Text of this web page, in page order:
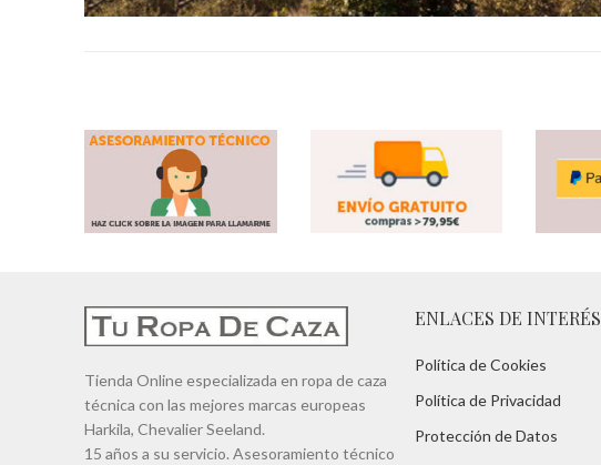
Tienda Online especializada en ropa de caza
técnica con las mejores marcas europeas
Harkila, Chevalier Seeland.
15 años a su servicio. Asesoramiento técnico
ENLACES DE INTERÉS
Política de Cookies
Política de Privacidad
Protección de Datos